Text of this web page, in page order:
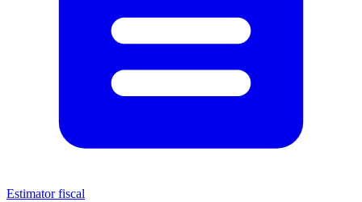
Estimator fiscal